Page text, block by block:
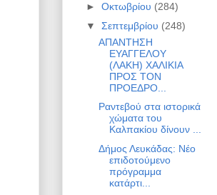
► Οκτωβρίου (284)
▼ Σεπτεμβρίου (248)
ΑΠΑΝΤΗΣΗ
ΕΥΑΓΓΕΛΟΥ
(ΛΑΚΗ) ΧΑΛΙΚΙΑ
ΠΡΟΣ ΤΟΝ
ΠΡΟΕΔΡΟ...
Ραντεβού στα ιστορικά
χώματα του
Καλπακίου δίνουν ...
Δήμος Λευκάδας: Νέο
επιδοτούμενο
πρόγραμμα
κατάρτι...